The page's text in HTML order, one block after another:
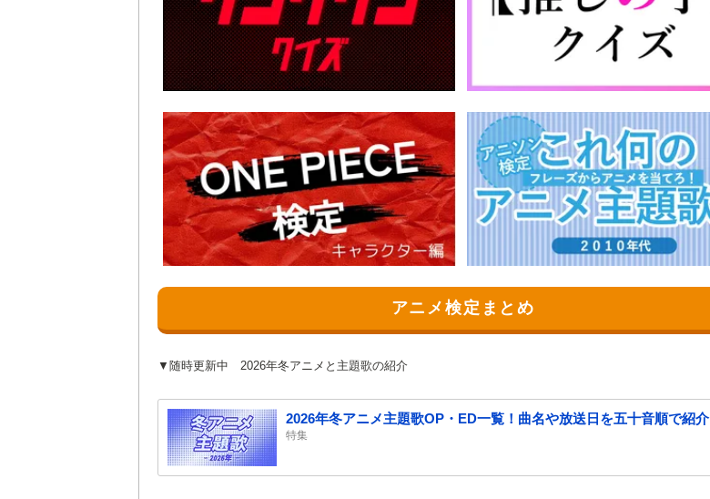
アニメ検定まとめ
▼随時更新中 2026年冬アニメと主題歌の紹介
2026年冬アニメ主題歌OP・ED一覧！曲名や放送日を五十音順で紹介
特集